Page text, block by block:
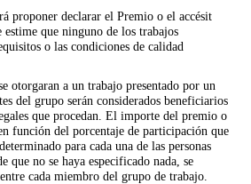
proponer declarar el Premio o el accésit
estime que ninguno de los trabajos
o las condiciones de calidad
otorgaran a un trabajo presentado por un
del grupo serán considerados beneficiarios
que procedan. El importe del premio o
función del porcentaje de participación que
para cada una de las personas
que no se haya especificado nada, se
cada miembro del grupo de trabajo.